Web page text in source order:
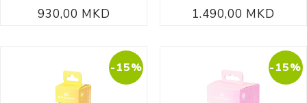
930,00 MKD 1.490,00 MKD
-15% -15%